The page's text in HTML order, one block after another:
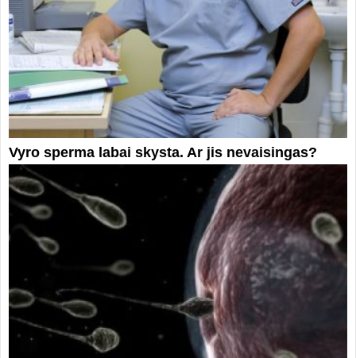
Vyro sperma labai skysta. Ar jis nevaisingas?